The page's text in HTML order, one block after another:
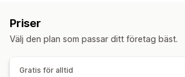
Automatiserade svar
Produktrekommendationer
Priser
Välj den plan som passar ditt företag bäst.
Gratis för alltid